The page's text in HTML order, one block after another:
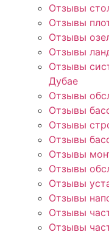
Отзывы
Отзывы
Отзывы
Отзывы
Отзывы
Дубае
Отзывы
Отзывы
Отзывы
Отзывы
Отзывы
Отзывы
Отзывы
Отзывы
Отзывы
Отзывы